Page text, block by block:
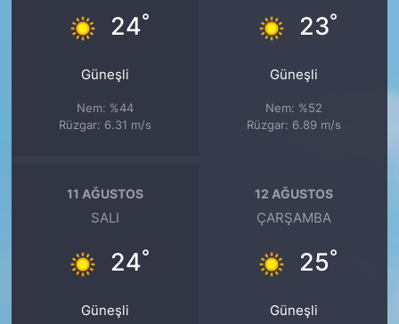
24°
Güneşli
Nem: %44
Rüzgar: 6.31 m/s
23°
Güneşli
Nem: %52
Rüzgar: 6.89 m/s
11 AĞUSTOS
SALI
24°
Güneşli
12 AĞUSTOS
ÇARŞAMBA
25°
Güneşli